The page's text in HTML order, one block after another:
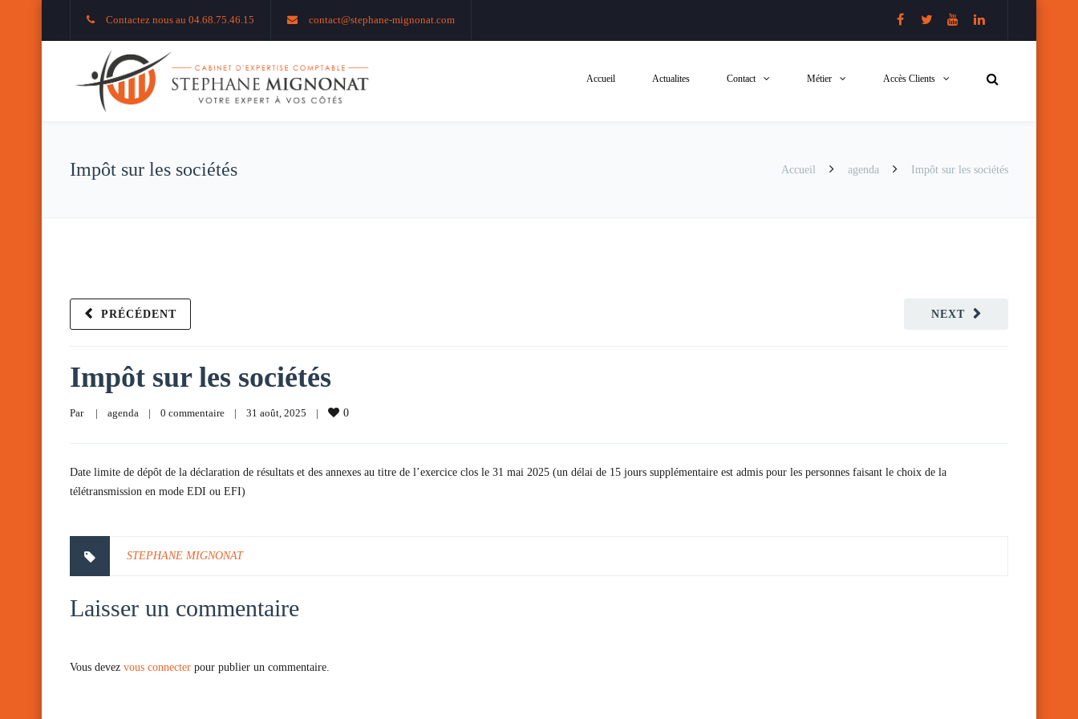
Contactez nous au 04.68.75.46.15 contact@stephane-mignonat.com
Accueil Actualites Contact Métier Accès Clients
Impôt sur les sociétés Accueil agenda Impôt sur les sociétés
NEXT
PRÉCÉDENT
Impôt sur les sociétés
Par | agenda | 0 commentaire | 31 août, 2025 | 0
Date limite de dépôt de la déclaration de résultats et des annexes au titre de l’exercice clos le 31 mai 2025 (un délai de 15 jours supplémentaire est admis pour les personnes faisant le choix de la
télétransmission en mode EDI ou EFI)
STEPHANE MIGNONAT
Laisser un commentaire
Vous devez vous connecter pour publier un commentaire.